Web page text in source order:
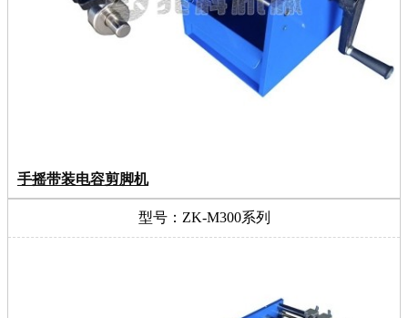
手摇带装电容剪脚机
型号：ZK-M300系列